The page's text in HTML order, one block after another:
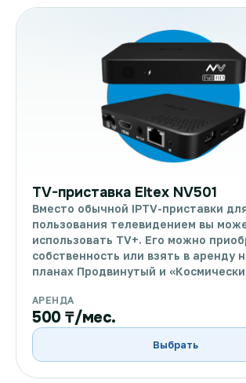
TV-приставка Eltex NV501
Вместо обычной IPTV-приставки
пользования телевидением вы
использовать TV+. Его можно
собственность или взять в аренду
планах Продвинутый и
АРЕНДА
500 ₸/мес.
Выбрать